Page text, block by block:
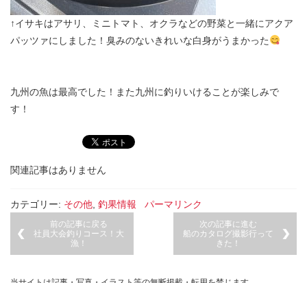
↑イサキはアサリ、ミニトマト、オクラなどの野菜と一緒にアクア
パッツァにしました！臭みのないきれいな白身がうまかった
九州の魚は最高でした！また九州に釣りいけることが楽しみで
す！
関連記事はありません
カテゴリー: その他 釣果情報 パーマリンク
前の記事に戻る
社員大会釣りコース！大
漁！
次の記事に進む
船のカタログ撮影行って
きた！